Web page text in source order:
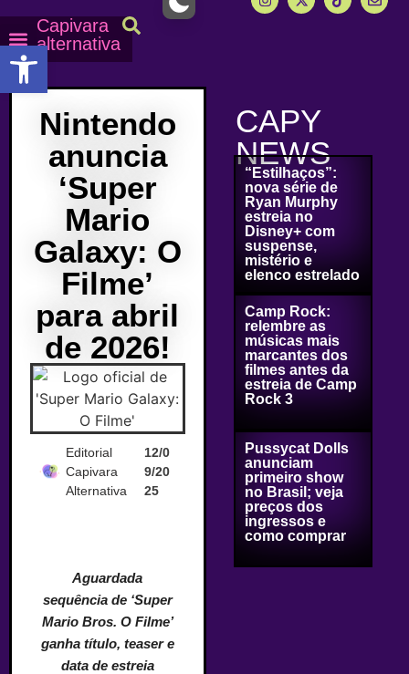
Capivara
alternativa
Nintendo
anuncia
‘Super
Mario
Galaxy: O
Filme’
para abril
de 2026!
Editorial
Capivara
Alternativa
12/0
9/20
25
Aguardada
sequência de ‘Super
Mario Bros. O Filme’
ganha título, teaser e
data de estreia
CAPY
NEWS
“Estilhaços”:
nova série de
Ryan Murphy
estreia no
Disney+ com
suspense,
mistério e
elenco estrelado
Camp Rock:
relembre as
músicas mais
marcantes dos
filmes antes da
estreia de Camp
Rock 3
Pussycat Dolls
anunciam
primeiro show
no Brasil; veja
preços dos
ingressos e
como comprar
Abrir a barra de ferramentas